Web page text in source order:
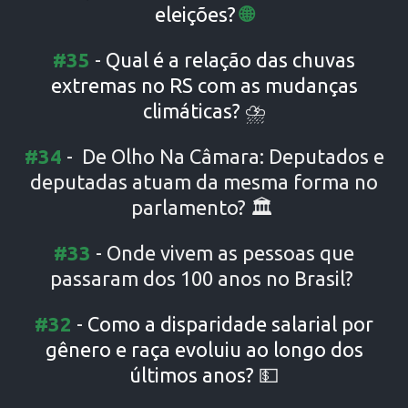
eleições?🌐
#35 - Qual é a relação das chuvas
extremas no RS com as mudanças
climáticas? ⛈️
#34 - De Olho Na Câmara: Deputados e
deputadas atuam da mesma forma no
parlamento? 🏛️
#33 - Onde vivem as pessoas que
passaram dos 100 anos no Brasil?
#32 - Como a disparidade salarial por
gênero e raça evoluiu ao longo dos
últimos anos? 💵